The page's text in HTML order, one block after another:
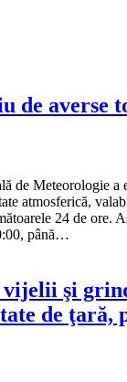
de averse
de Meteorologie a
atmosferică,
24 de ore.
până…
şi
de ţară,